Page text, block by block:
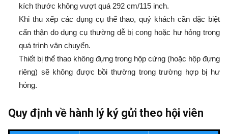
kích thước không vượt quá 292 cm/115 inch.
Khi thu xếp các dụng cụ thể thao, quý khách cần đặc biệt
cẩn thận do dụng cụ thường dễ bị cong hoặc hư hỏng trong
quá trình vận chuyển.
Thiết bị thể thao không đựng trong hộp cứng (hoặc hộp đựng
riêng) sẽ không được bồi thường trong trường hợp bị hư
hỏng.
Quy định về hành lý ký gửi theo hội viên